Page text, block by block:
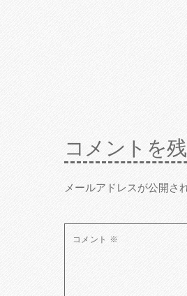
コメントを
メールアドレスが公開さ
コメント ※